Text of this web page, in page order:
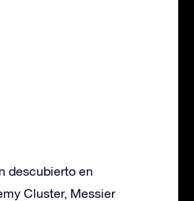
descubierto en
Cluster, Messier